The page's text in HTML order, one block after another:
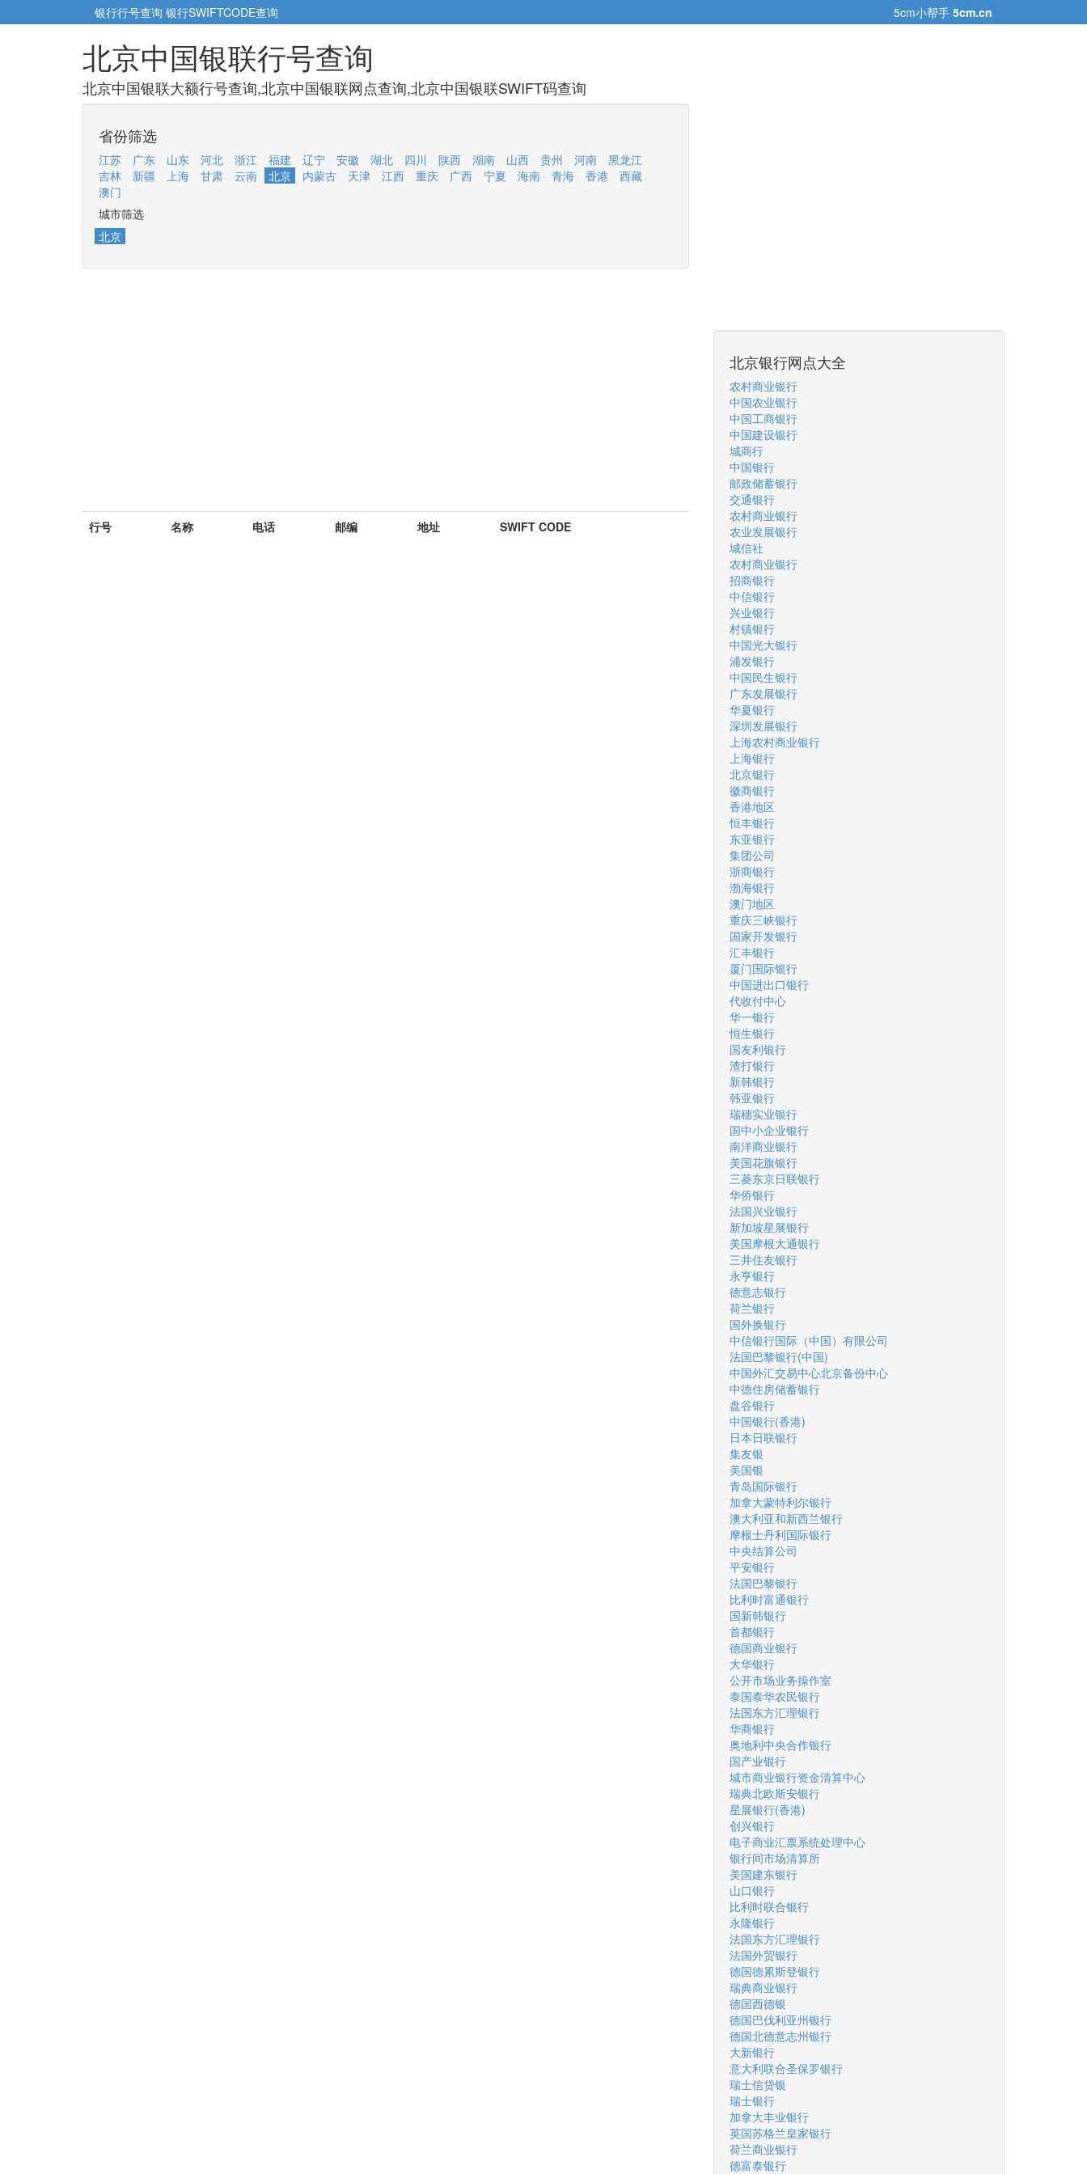
银行行号查询 银行SWIFTCODE查询 5cm小帮手 5cm.cn
北京中国银联行号查询
北京中国银联大额行号查询,北京中国银联网点查询,北京中国银联SWIFT码查询
省份筛选
江苏 广东 山东 河北 浙江 福建 辽宁 安徽 湖北 四川 陕西 湖南 山西 贵州 河南
黑龙江
吉林
新疆 上海 甘肃 云南 北京 内蒙古 天津 江西 重庆 广西 宁夏 海南 青海 香港
西藏
澳门
城市筛选
北京
行号 名称 电话 邮编 地址 SWIFT CODE
北京银行网点大全
农村商业银行
中国农业银行
中国工商银行
中国建设银行
城商行
中国银行
邮政储蓄银行
交通银行
农村商业银行
农业发展银行
城信社
农村商业银行
招商银行
中信银行
兴业银行
村镇银行
中国光大银行
浦发银行
中国民生银行
广东发展银行
华夏银行
深圳发展银行
上海农村商业银行
上海银行
北京银行
徽商银行
香港地区
恒丰银行
东亚银行
集团公司
浙商银行
渤海银行
澳门地区
重庆三峡银行
国家开发银行
汇丰银行
厦门国际银行
中国进出口银行
代收付中心
华一银行
恒生银行
国友利银行
渣打银行
新韩银行
韩亚银行
瑞穗实业银行
国中小企业银行
南洋商业银行
美国花旗银行
三菱东京日联银行
华侨银行
法国兴业银行
新加坡星展银行
美国摩根大通银行
三井住友银行
永亨银行
德意志银行
荷兰银行
国外换银行
中信银行国际（中国）有限公司
法国巴黎银行(中国)
中国外汇交易中心北京备份中心
中德住房储蓄银行
盘谷银行
中国银行(香港)
日本日联银行
集友银
美国银
青岛国际银行
加拿大蒙特利尔银行
澳大利亚和新西兰银行
摩根士丹利国际银行
中央结算公司
平安银行
法国巴黎银行
比利时富通银行
国新韩银行
首都银行
德国商业银行
大华银行
公开市场业务操作室
泰国泰华农民银行
法国东方汇理银行
华商银行
奥地利中央合作银行
国产业银行
城市商业银行资金清算中心
瑞典北欧斯安银行
星展银行(香港)
创兴银行
电子商业汇票系统处理中心
银行间市场清算所
美国建东银行
山口银行
比利时联合银行
永隆银行
法国东方汇理银行
法国外贸银行
德国德累斯登银行
瑞典商业银行
德国西德银
德国巴伐利亚州银行
德国北德意志州银行
大新银行
意大利联合圣保罗银行
瑞士信贷银
瑞士银行
加拿大丰业银行
英国苏格兰皇家银行
荷兰商业银行
德富泰银行